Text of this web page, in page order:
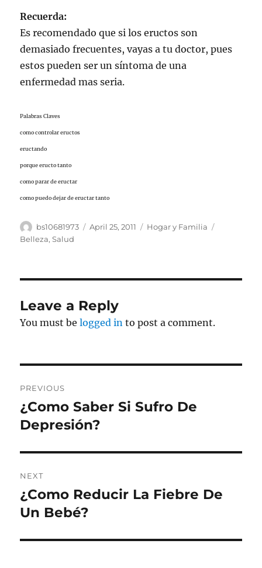
Recuerda:
Es recomendado que si los eructos son
demasiado frecuentes, vayas a tu doctor, pues
estos pueden ser un síntoma de una
enfermedad mas seria.
Palabras Claves
como controlar eructos
eructando
porque eructo tanto
como parar de eructar
como puedo dejar de eructar tanto
Author
bs10681973
Posted
April 25, 2011 Categories
Hogar y Familia
Belleza,Salud
Leave a Reply
You must belogged in to post a comment.
navigation
PREVIOUS
Previous
post:
¿Como Saber Si Sufro De
Depresión?
NEXT
Next
post:
¿Como Reducir La Fiebre De
Un Bebé?